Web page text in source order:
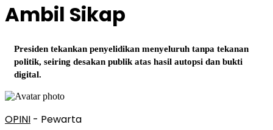
Ambil Sikap
Presiden tekankan penyelidikan menyeluruh tanpa tekanan
politik, seiring desakan publik atas hasil autopsi dan bukti
digital.
OPINI - Pewarta